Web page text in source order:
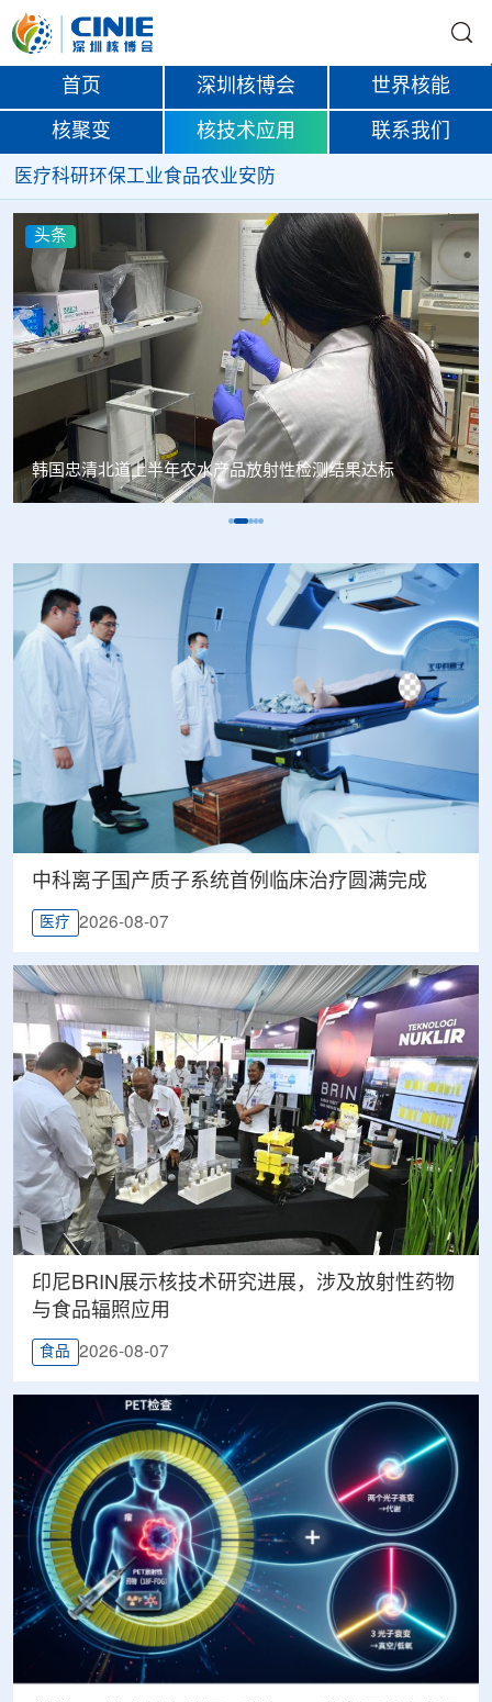
首页 深圳核博会 世界核能
核聚变 核技术应用 联系我们
医疗科研环保工业食品农业安防
头条
韩国忠清北道上半年农水产品放射性检测结果达标
中科离子国产质子系统首例临床治疗圆满完成
医疗 2026-08-07
印尼BRIN展示核技术研究进展，涉及放射性药物
与食品辐照应用
食品 2026-08-07